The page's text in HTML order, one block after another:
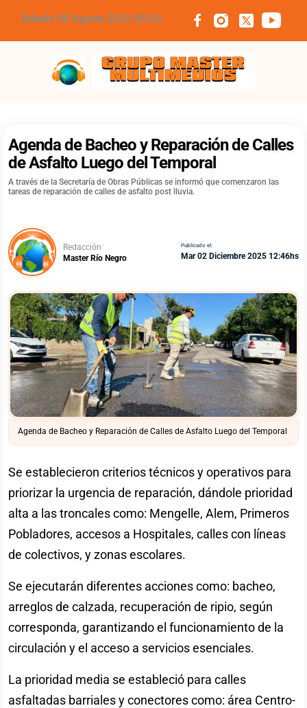
Sábado 08 Agosto 2026 05:42
Grupo Master Multimedios
Agenda de Bacheo y Reparación de Calles
de Asfalto Luego del Temporal
A través de la Secretaría de Obras Públicas se informó que comenzaron las
tareas de reparación de calles de asfalto post lluvia.
Redacción
Master Río Negro
Publicado el:
Mar 02 Diciembre 2025 12:46hs
Agenda de Bacheo y Reparación de Calles de Asfalto Luego del Temporal
Se establecieron criterios técnicos y operativos para
priorizar la urgencia de reparación, dándole prioridad
alta a las troncales como: Mengelle, Alem, Primeros
Pobladores, accesos a Hospitales, calles con líneas
de colectivos, y zonas escolares.
Se ejecutarán diferentes acciones como: bacheo,
arreglos de calzada, recuperación de ripio, según
corresponda, garantizando el funcionamiento de la
circulación y el acceso a servicios esenciales.
La prioridad media se estableció para calles
asfaltadas barriales y conectores como: área Centro-